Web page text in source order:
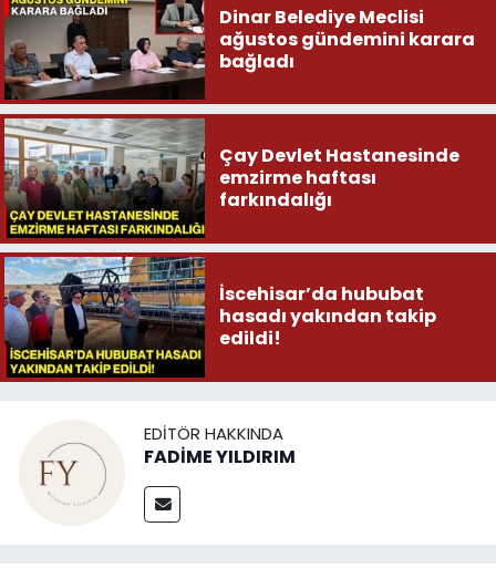
Dinar Belediye Meclisi
ağustos gündemini karara
bağladı
Çay Devlet Hastanesinde
emzirme haftası
farkındalığı
İscehisar’da hububat
hasadı yakından takip
edildi!
EDITÖR HAKKINDA
FADİME YILDIRIM